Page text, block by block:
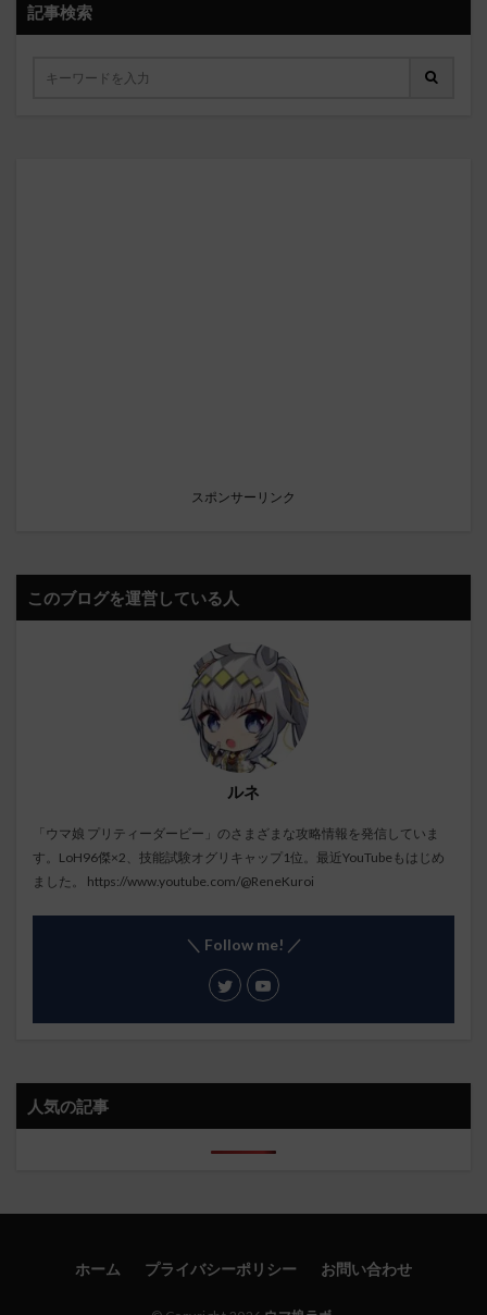
記事検索
スポンサーリンク
このブログを運営している人
ルネ
「ウマ娘 プリティーダービー」のさまざまな攻略情報を発信していま
す。LoH96傑×2、技能試験オグリキャップ1位。最近YouTubeもはじめ
ました。 https://www.youtube.com/@ReneKuroi
＼ Follow me! ／
人気の記事
ホーム プライバシーポリシー お問い合わせ